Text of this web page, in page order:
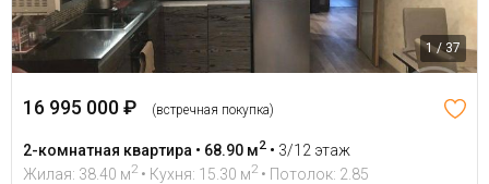
1 / 37
16 995 000 ₽ (встречная покупка)
2-комнатная квартира • 68.90 м2 • 3/12 этаж
Жилая: 38.40 м2 • Кухня: 15.30 м2 • Потолок: 2.85